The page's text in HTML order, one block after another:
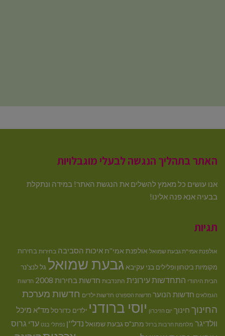
האתר בתהליך הנגשה לבעלי מוגבלויות
אנו עושים כל מאמץ להשלים את הנגשת האתר! במידה ונתקלת
בבעיה אנא פנה אלינו!
תגיות
אולפנת אמי"ת גבעת שמואל אולפנת אמי''תאיכות הסביבה בחירות בחירות
מקומיות ביטחון ופלילים בני עקיבא גבעת שמואל גל לנצ'נר
הבית היהודי התחדשות עירונית התנדבות חדשות בחירות 2008 חדשות
הגמלאים חדשות הנוער חדשות הספורט חדשות ילדים חדשות מערכת
החינוך חינוך יום הזיכרון יוסי ברודני ילדים כדורסל מד"א מיכל
וולדיגר מלחמת חרבות ברזל מתנ"ס גבעת שמואל נדל''ן נפתלי בנט עדי גרוס